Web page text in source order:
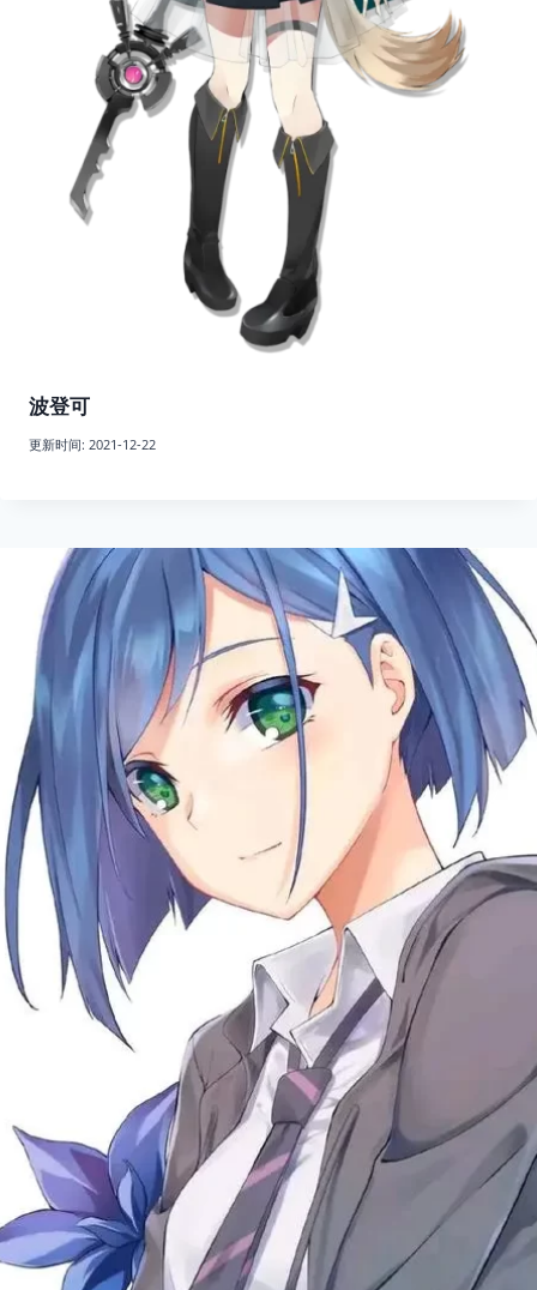
波登可
更新时间: 2021-12-22